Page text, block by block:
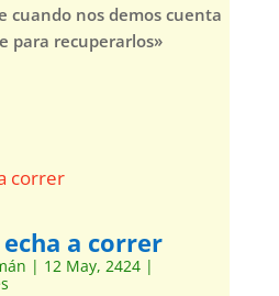
cuando nos demos cuenta
para recuperarlos»
a correr
| 12 May, 2424|